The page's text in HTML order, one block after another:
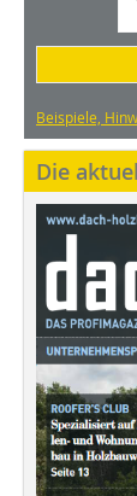
Beispiele,
Die